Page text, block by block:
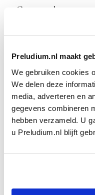
Preludium.nl maakt
We gebruiken cookies
We delen deze
media, adverteren en
gegevens combineren
hebben verzameld. U
u Preludium.nl blijft
Geen resultaten